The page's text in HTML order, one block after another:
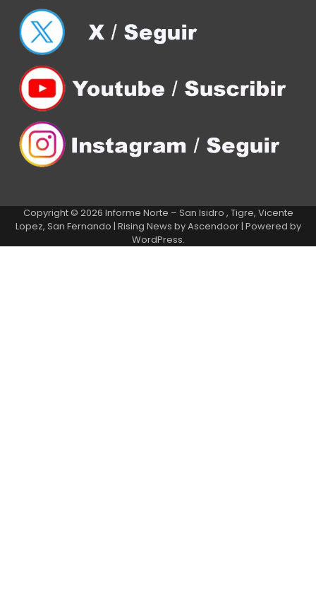
Copyright © 2026 Informe Norte – San Isidro , Tigre, Vicente
Lopez, San Fernando | Rising News byAscendoor| Powered by
WordPress.